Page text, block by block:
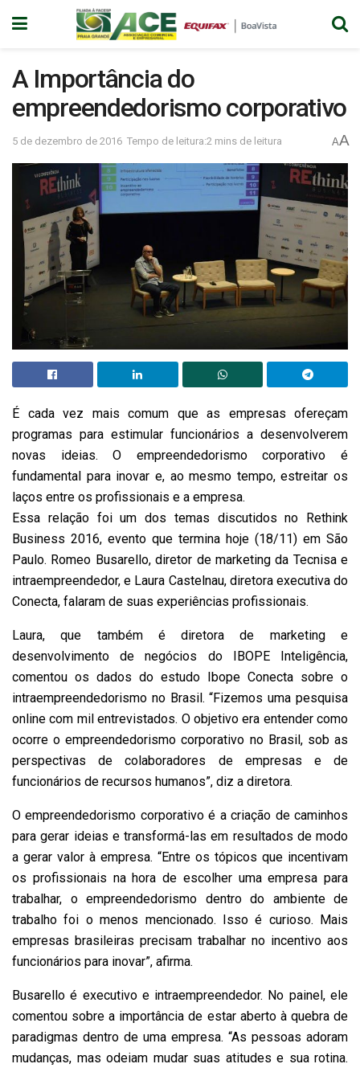
A Importância do
empreendedorismo corporativo
5 de dezembro de 2016 Tempo de leitura:2 mins de leitura AA
É cada vez mais comum que as empresas ofereçam
programas para estimular funcionários a desenvolverem
novas ideias. O empreendedorismo corporativo é
fundamental para inovar e, ao mesmo tempo, estreitar os
laços entre os profissionais e a empresa.
Essa relação foi um dos temas discutidos no Rethink
Business 2016, evento que termina hoje (18/11) em São
Paulo. Romeo Busarello, diretor de marketing da Tecnisa e
intraempreendedor, e Laura Castelnau, diretora executiva do
Conecta, falaram de suas experiências profissionais.
Laura, que também é diretora de marketing e
desenvolvimento de negócios do IBOPE Inteligência,
comentou os dados do estudo Ibope Conecta sobre o
intraempreendedorismo no Brasil. “Fizemos uma pesquisa
online com mil entrevistados. O objetivo era entender como
ocorre o empreendedorismo corporativo no Brasil, sob as
perspectivas de colaboradores de empresas e de
funcionários de recursos humanos”, diz a diretora.
O empreendedorismo corporativo é a criação de caminhos
para gerar ideias e transformá-las em resultados de modo
a gerar valor à empresa. “Entre os tópicos que incentivam
os profissionais na hora de escolher uma empresa para
trabalhar, o empreendedorismo dentro do ambiente de
trabalho foi o menos mencionado. Isso é curioso. Mais
empresas brasileiras precisam trabalhar no incentivo aos
funcionários para inovar”, afirma.
Busarello é executivo e intraempreendedor. No painel, ele
comentou sobre a importância de estar aberto à quebra de
paradigmas dentro de uma empresa. “As pessoas adoram
mudanças, mas odeiam mudar suas atitudes e sua rotina.